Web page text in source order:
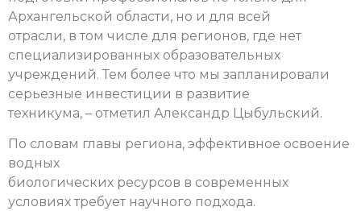
Архангельской области, но и для всей
отрасли, в том числе для регионов, где нет
специализированных образовательных
учреждений. Тем более что мы запланировали
серьезные инвестиции в развитие
техникума, – отметил Александр Цыбульский.
По словам главы региона, эффективное освоение
водных
биологических ресурсов в современных
условиях требует научного подхода.